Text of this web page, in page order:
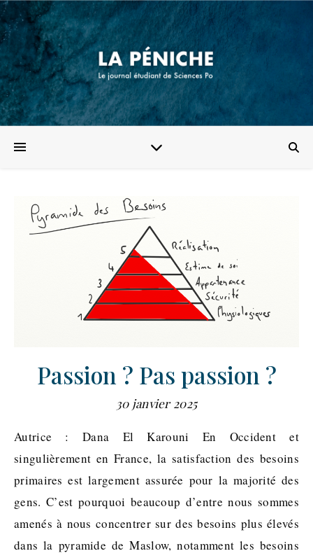
Passion ? Pas passion ?
30 janvier 2025
Autrice : Dana El Karouni En Occident et
singulièrement en France, la satisfaction des besoins
primaires est largement assurée pour la majorité des
gens. C’est pourquoi beaucoup d’entre nous sommes
amenés à nous concentrer sur des besoins plus élevés
dans la pyramide de Maslow, notamment les besoins